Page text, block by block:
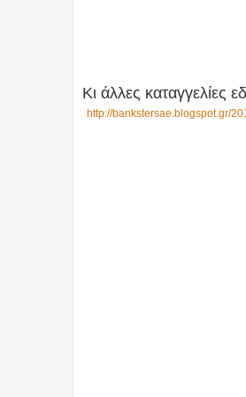
Κι άλλες καταγγελίες
http://bankstersae.blogspot.gr/